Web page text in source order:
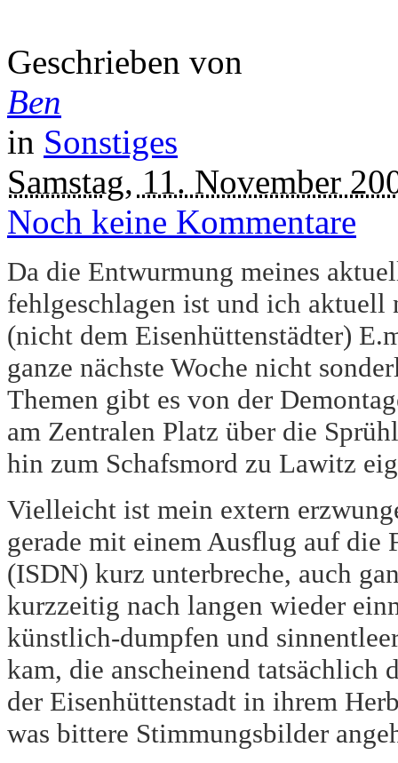
Geschrieben von
Ben
in Sonstiges
Samstag, 11. November
Noch keine Kommentare
Da die Entwurmung meines
fehlgeschlagen ist und ich aktuell
(nicht dem Eisenhüttenstädter)
ganze nächste Woche nicht
Themen gibt es von der
am Zentralen Platz über die
hin zum Schafsmord zu Lawitz
Vielleicht ist mein extern
gerade mit einem Ausflug auf die
(ISDN) kurz unterbreche, auch
kurzzeitig nach langen wieder
künstlich-dumpfen und
kam, die anscheinend
der Eisenhüttenstadt in ihrem
was bittere Stimmungsbilder